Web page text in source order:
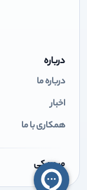
درباره
درباره ما
اخبار
همکاری با ما
میهن کی